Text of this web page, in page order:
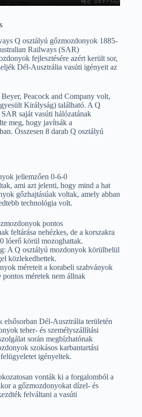
Q osztályú gőzmozdonyok 1885-
Railways (SAR)
fejlesztésére azért került sor,
Dél-Ausztrália vasúti igényeit az
Peacock and Company volt,
Királyság) található. A Q
saját vasúti hálózatának
meg, hogy javítsák a
Összesen 8 darab Q osztályú
jellemzően 0-6-0
ami azt jelenti, hogy mind a hat
gőzhajtásúak voltak, amely abban
technológia volt.
pontos
feltárása nehézkes, de a korszakra
lóerő körül mozoghattak.
A Q osztályú mozdonyok körülbelül
közlekedhettek.
méreteit a korabeli szabványok
pontos méretek nem állnak
Dél-Ausztrália területén
teher- és személyszállítási
során megbízhatónak
szokásos karbantartási
igényeltek.
vonták ki a forgalomból a
a gőzmozdonyokat dízel- és
felváltani a vasúti